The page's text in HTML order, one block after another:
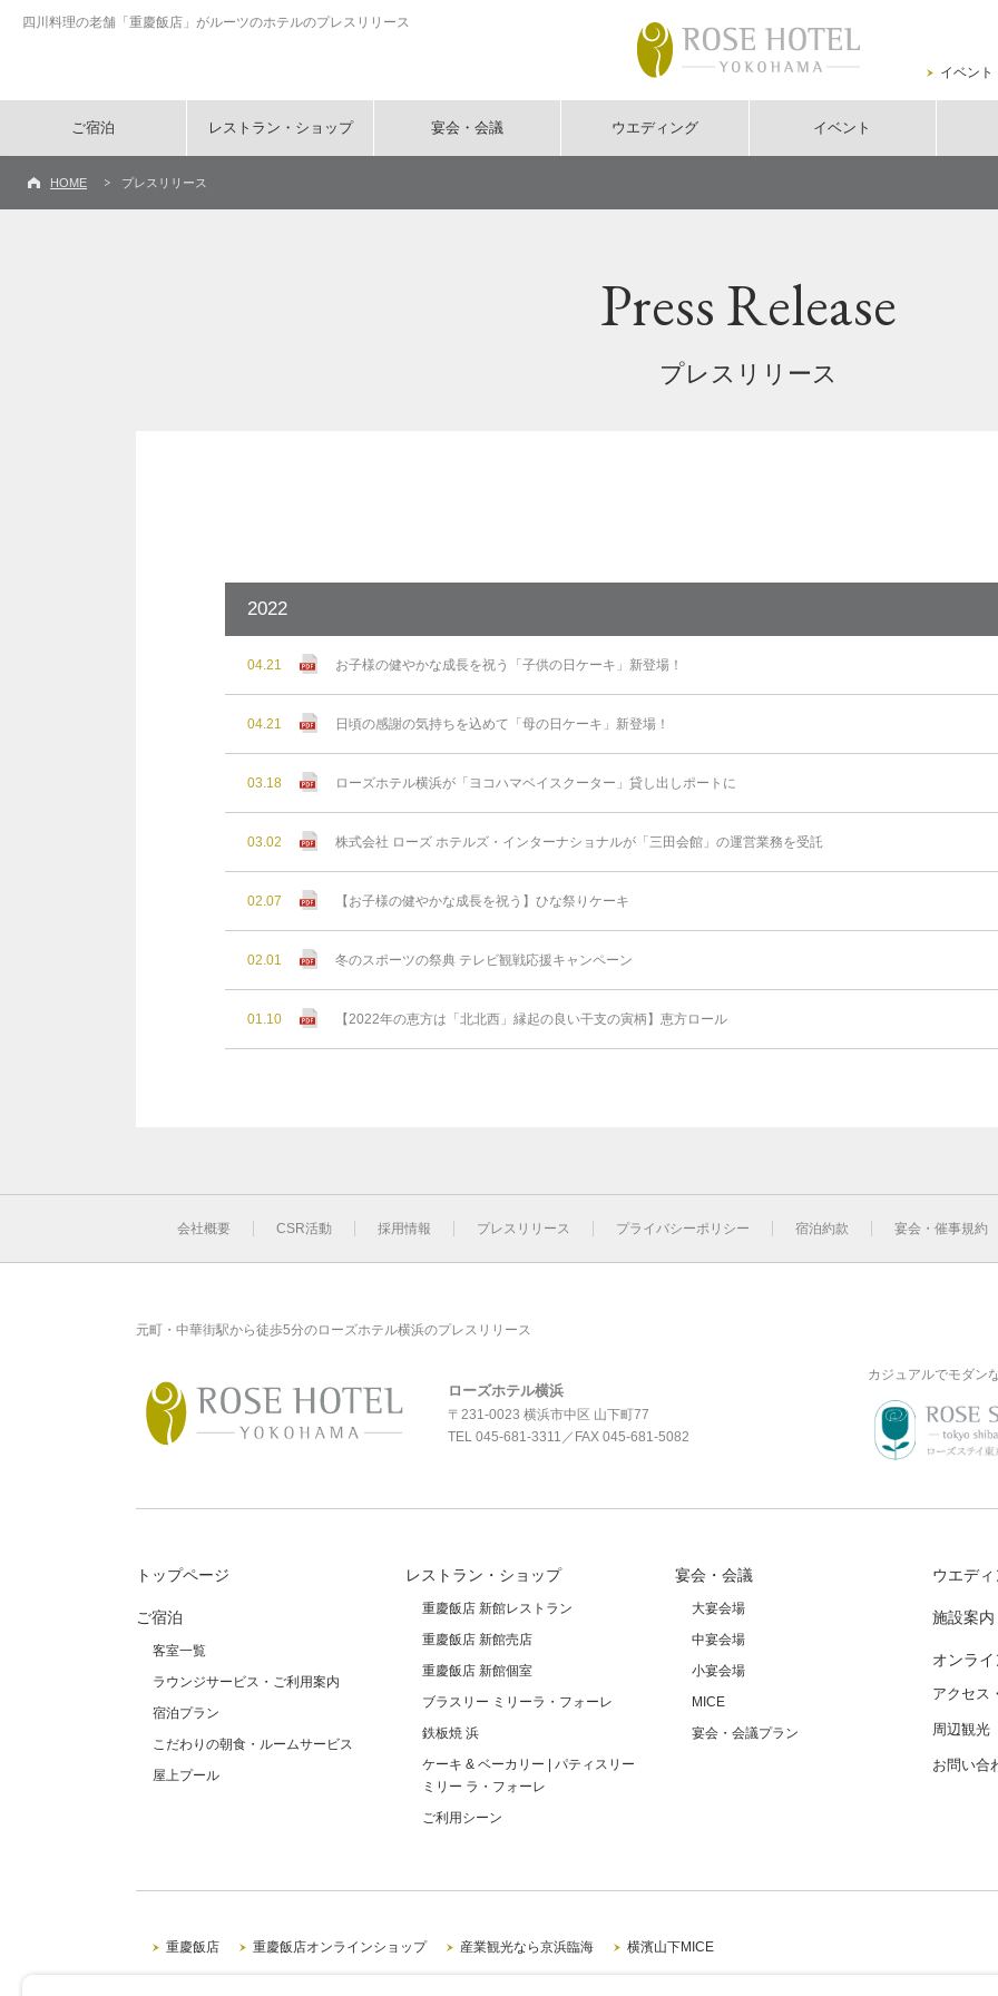
四川料理の老舗「重慶飯店」がルーツのホテルのプレスリリース
イベント
ご宿泊 レストラン・ショップ 宴会・会議 ウエディング イベント
HOME プレスリリース
Press Release
プレスリリース
2022
04.21 お子様の健やかな成長を祝う「子供の日ケーキ」新登場！
04.21 日頃の感謝の気持ちを込めて「母の日ケーキ」新登場！
03.18 ローズホテル横浜が「ヨコハマベイスクーター」貸し出しポートに
03.02 株式会社 ローズ ホテルズ・インターナショナルが「三田会館」の運営業務を受託
02.07 【お子様の健やかな成長を祝う】ひな祭りケーキ
02.01 冬のスポーツの祭典 テレビ観戦応援キャンペーン
01.10 【2022年の恵方は「北北西」縁起の良い干支の寅柄】恵方ロール
会社概要 CSR活動 採用情報 プレスリリース プライバシーポリシー 宿泊約款 宴会・催事規約
元町・中華街駅から徒歩5分のローズホテル横浜のプレスリリース
ローズホテル横浜
〒231-0023 横浜市中区 山下町77
TEL 045-681-3311 ／FAX 045-681-5082
カジュアルでモダン
トップページ
ご宿泊
客室一覧
ラウンジサービス・ご利用案内
宿泊プラン
こだわりの朝食・ルームサービス
屋上プール
レストラン・ショップ
重慶飯店 新館レストラン
重慶飯店 新館売店
重慶飯店 新館個室
ブラスリー ミリーラ・フォーレ
鉄板焼 浜
ケーキ & ベーカリー | パティスリー
ミリー ラ・フォーレ
ご利用シーン
宴会・会議
大宴会場
中宴会場
小宴会場
MICE
宴会・会議プラン
ウエデ
施設案内
オンラ
アクセス
周辺観光
お問い合
重慶飯店 重慶飯店オンラインショップ 産業観光なら京浜臨海 横濱山下MICE